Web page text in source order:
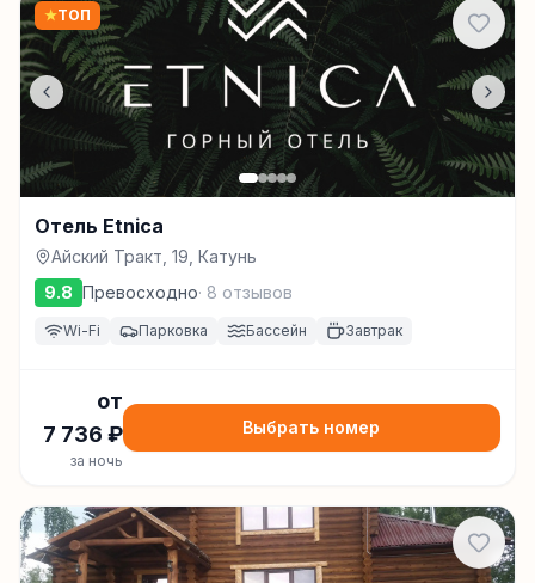
★ТОП
Отель Etnica
Айский Тракт, 19, Катунь
9.8 Превосходно· 8 отзывов
Wi-Fi Парковка Бассейн Завтрак
от
7 736 ₽
за ночь
Выбрать номер